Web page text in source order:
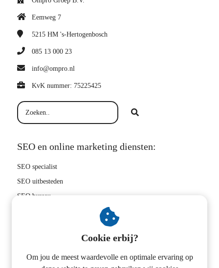
Eemweg 7
5215 HM 's-Hertogenbosch
085 13 000 23
info@ompro.nl
KvK nummer: 75225425
SEO en online marketing diensten:
SEO specialist
SEO uitbesteden
SEO bureau
Zoekwoorden onderzoek
Linkbuilding uitbesteden
Cookie erbij?
Om jou de meest waardevolle en optimale ervaring op